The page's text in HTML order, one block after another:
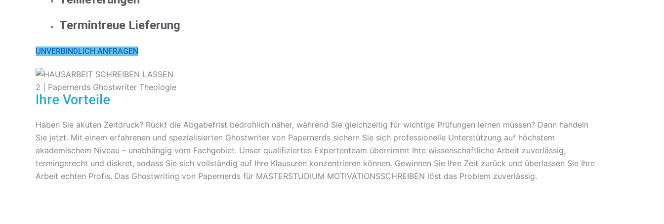
Termintreue Lieferung
UNVERBINDLICH ANFRAGEN
Ihre Vorteile
Haben Sie akuten Zeitdruck? Rückt die Abgabefrist bedrohlich näher, während Sie gleichzeitig für wichtige Prüfungen lernen müssen? Dann handeln
Sie jetzt. Mit einem erfahrenen und spezialisierten Ghostwriter von Papernerds sichern Sie sich professionelle Unterstützung auf höchstem
akademischem Niveau – unabhängig vom Fachgebiet. Unser qualifiziertes Expertenteam übernimmt Ihre wissenschaftliche Arbeit zuverlässig,
termingerecht und diskret, sodass Sie sich vollständig auf Ihre Klausuren konzentrieren können. Gewinnen Sie Ihre Zeit zurück und überlassen Sie Ihre
Arbeit echten Profis. Das Ghostwriting von Papernerds für MASTERSTUDIUM MOTIVATIONSSCHREIBEN löst das Problem zuverlässig.